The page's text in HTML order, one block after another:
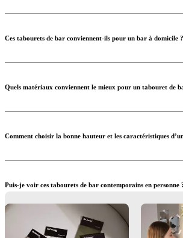
Ces tabourets de bar conviennent-ils pour un bar à domicile ?
Quels matériaux conviennent le mieux pour un tabouret de
Comment choisir la bonne hauteur et les caractéristiques
Puis-je voir ces tabourets de bar contemporains en personne
Besoin d’aide pour concevoir votre cuisine ou espace bar ?